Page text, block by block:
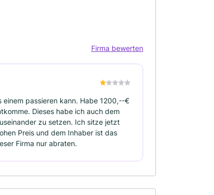
Firma bewerten
einem passieren kann. Habe 1200,--€
Dieses habe ich auch dem
zu setzen. Ich sitze jetzt
Preis und dem Inhaber ist das
Firma nur abraten.